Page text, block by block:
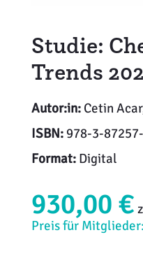
Studie:
Trends
Autor:in:Cetin
ISBN:978-3-
Format:Digital
930,00 €
Preis für
Payment
Personal
Public Relations